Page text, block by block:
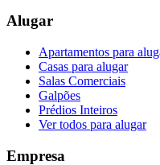
Alugar
Apartamentos para
Casas para alugar
Salas Comerciais
Galpões
Prédios Inteiros
Ver todos para alugar
Empresa